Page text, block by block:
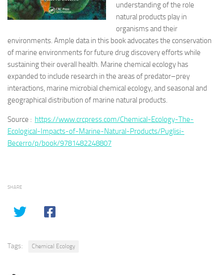
understanding of the role
natural products play in
organisms and their
environments. Ample data in this book advocates the conservation
of marine environments for future drug discovery efforts while
sustaining their overall health. Marine chemical ecology has
expanded to include research in the areas of predator–prey
interactions, marine microbial chemical ecology, and seasonal and
geographical distribution of marine natural products.
Source : https://www.crcpress.com/Chemical-Ecology-The-
Ecological-Impacts-of-Marine-Natural-Products/Puglisi-
Becerro/p/book/9781482248807
SHARE
Tags: Chemical Ecology